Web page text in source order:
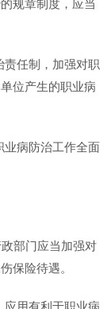
规章制度，应当
任制，加强对职
位产生的职业病
病防治工作全面
部门应当加强对
保险待遇。